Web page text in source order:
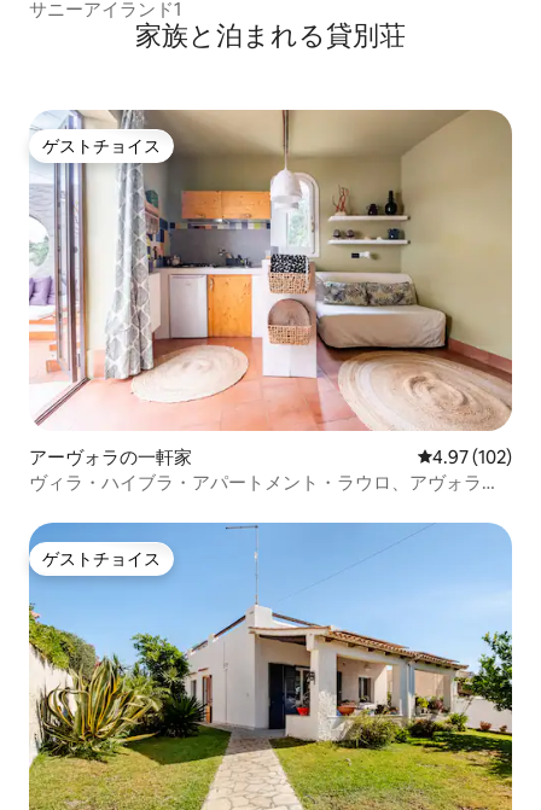
サニーアイランド1
家族と泊まれる貸別荘
ゲストチョイス
ゲストチョイス
アーヴォラの一軒家 レビュー102
4.97 (102)
ヴィラ・ハイブラ・アパートメント・ラウロ、アヴォラ、
ゲストチョイス
ゲストチョイス